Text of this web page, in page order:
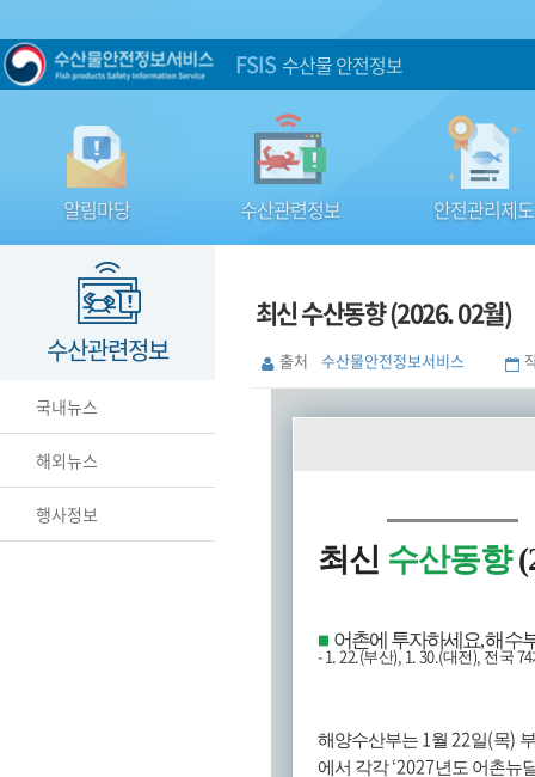
FSIS 수산물 안전정보
알림마당 수산관련정보 안전관리제도
수산관련정보
국내뉴스
해외뉴스
행사정보
최신 수산동향 (2026. 02월)
출처 수산물안전정보서비스
최신 수산동향
■ 어촌에 투자하세요,해수
- 1. 22.(부산), 1. 30.(대전),전국 74
해양수산부는 1월 22일(목)
에서 각각‘2027년도 어촌뉴